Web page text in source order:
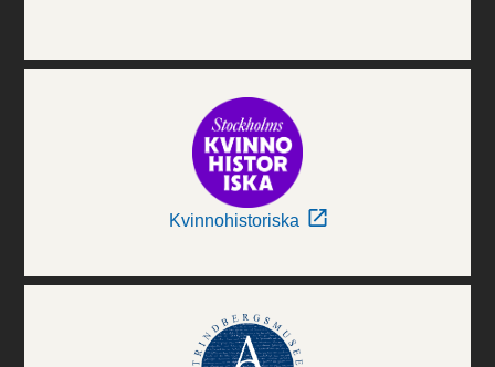
Kvinnohistoriska